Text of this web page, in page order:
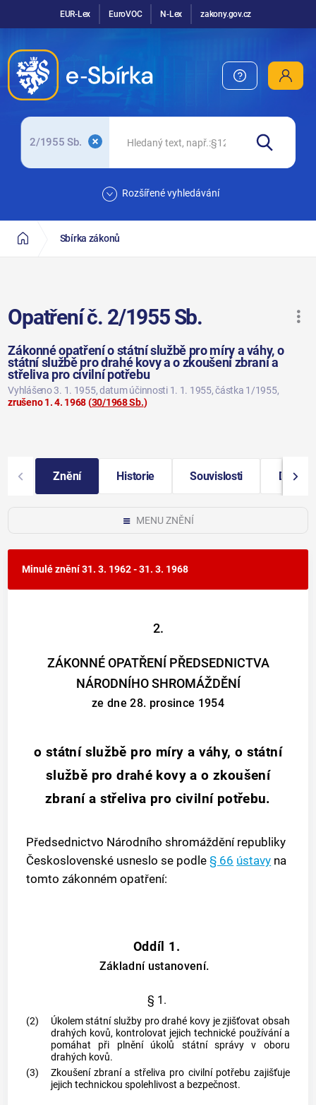
EUR-Lex EuroVOC N-Lex zakony.gov.cz
2/1955 Sb.
Rozšířené vyhledávání
Sbírka zákonů
Opatření č. 2/1955 Sb.
Zákonné opatření o státní službě pro míry a váhy, o
státní službě pro drahé kovy a o zkoušení zbraní a
střeliva pro civilní potřebu
Vyhlášeno 3. 1. 1955, datum účinnosti 1. 1. 1955, částka 1/1955,
zrušeno 1. 4. 1968(30/1968 Sb.)
Znění Historie Souvislosti Další
MENU ZNĚNÍ
Minulé znění31. 3. 1962 - 31. 3. 1968
2.
ZÁKONNÉ OPATŘENÍ PŘEDSEDNICTVA
NÁRODNÍHO SHROMÁŽDĚNÍ
ze dne 28. prosince 1954
o státní službě pro míry a váhy, o státní
službě pro drahé kovy a o zkoušení
zbraní a střeliva pro civilní potřebu.
Předsednictvo Národního shromáždění republiky
Československé usneslo se podle§ 66 ústavy na
tomto zákonném opatření:
Oddíl 1.
Základní ustanovení.
§ 1.
(2)
Úkolem státní služby pro drahé kovy je zjišťovat obsah
drahých kovů, kontrolovat jejich technické používání a
pomáhat při plnění úkolů státní správy v oboru
drahých kovů.
(3)
Zkoušení zbraní a střeliva pro civilní potřebu zajišťuje
jejich technickou spolehlivost a bezpečnost.